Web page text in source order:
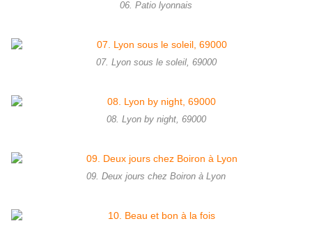
06. Patio lyonnais
07. Lyon sous le soleil, 69000
08. Lyon by night, 69000
09. Deux jours chez Boiron à Lyon